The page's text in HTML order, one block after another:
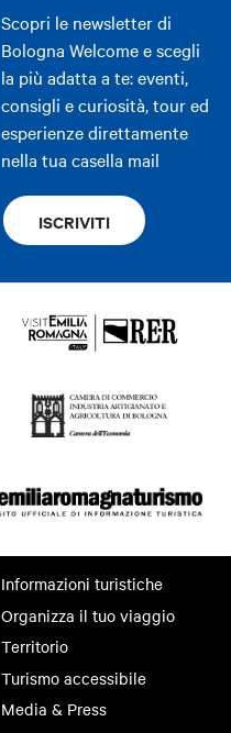
Scopri le newsletter di
Bologna Welcome e scegli
la più adatta a te: eventi,
consigli e curiosità, tour ed
esperienze direttamente
nella tua casella mail
ISCRIVITI
Informazioni turistiche
Organizza il tuo viaggio
Territorio
Turismo accessibile
Media & Press